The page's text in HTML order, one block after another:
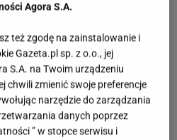
Agora S.A.
też zgodę na zainstalowanie i
Gazeta.pl sp. z o.o., jej
S.A. na Twoim urządzeniu
chwili zmienić swoje preferencje
narzędzie do zarządzania
danych poprzez
” w stopce serwisu i